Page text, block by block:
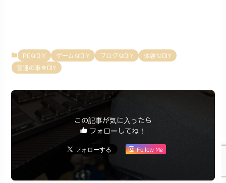
PCなDIY ゲームなDIY ブログなDIY
体験なDIY
普通の事をDIY
この記事が気に入ったら
フォローしてね！
Follow Me